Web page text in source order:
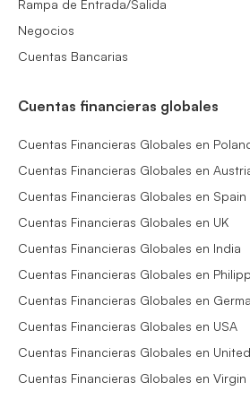
Rampa de Entrada/Salida
Negocios
Cuentas Bancarias
Cuentas financieras globales
Cuentas Financieras Globales en
Cuentas Financieras Globales en
Cuentas Financieras Globales en Spain
Cuentas Financieras Globales en UK
Cuentas Financieras Globales en India
Cuentas Financieras Globales en
Cuentas Financieras Globales en
Cuentas Financieras Globales en USA
Cuentas Financieras Globales en
Cuentas Financieras Globales en Virgin